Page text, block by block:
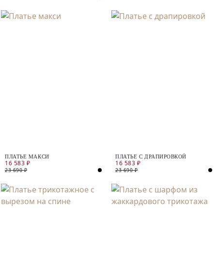
ПЛАТЬЕ МАКСИ
16 583 ₽
23 690 ₽
ПЛАТЬЕ С ДРАПИРОВКОЙ
16 583 ₽
23 690 ₽